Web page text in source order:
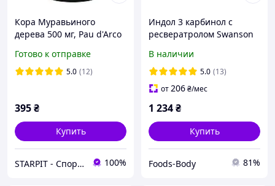
Кора Муравьиного
дерева 500 мг, Pau d'Arco
Готово к отправке
5.0 (12)
395₴
Купить
STARPIT - Спортивне Харчування, Вітаміни, БАДи, Аксесуари 100%
Индол 3 карбинол с
ресвератролом Swanson
Resveratrol) 200 мг 60
капсул
В наличии
5.0 (13)
от206₴/мес
1 234₴
Купить
Foods-Body 81%